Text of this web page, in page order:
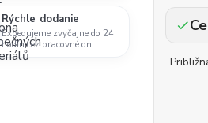
Rýchle dodanie
Expedujeme zvyčajne do 24
hodín cez pracovné dni.